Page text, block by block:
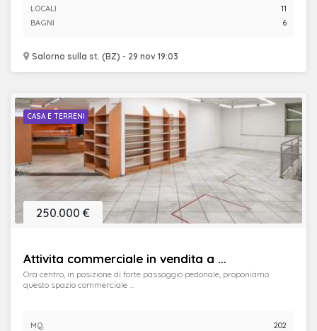
Salorno sulla st. (BZ) - 29 nov 19:03
LOCALI
11
BAGNI
6
CASA E TERRENI
Attivita commerciale in vendita a ...
250.000 €
Ora centro, in posizione di forte passaggio pedonale, proponiamo
questo spazio commerciale ...
MQ.
202